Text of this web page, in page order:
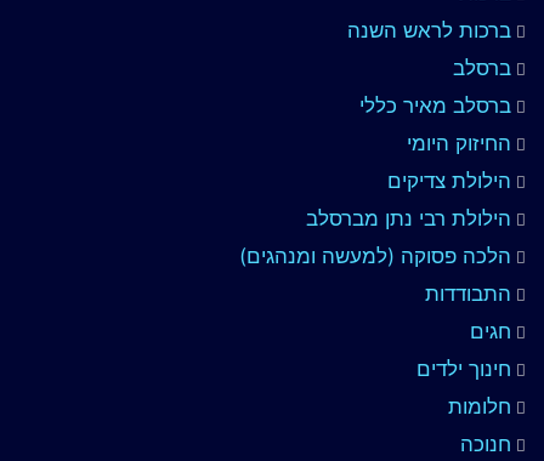
ברכות לראש השנה
ברסלב
ברסלב מאיר כללי
החיזוק היומי
הילולת צדיקים
הילולת רבי נתן מברסלב
הלכה פסוקה (למעשה ומנהגים)
התבודדות
חגים
חינוך ילדים
חלומות
חנוכה